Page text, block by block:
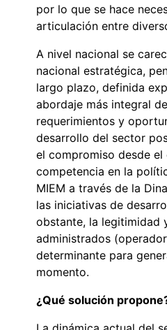
por lo que se hace
articulación entre
A nivel nacional se
nacional estratégica,
largo plazo, definida
abordaje más integral
requerimientos y
desarrollo del sector
el compromiso desde
competencia en la
MIEM a través de la
las iniciativas de
obstante, la legitimidad
administrados
determinante para
momento.
¿Qué solución